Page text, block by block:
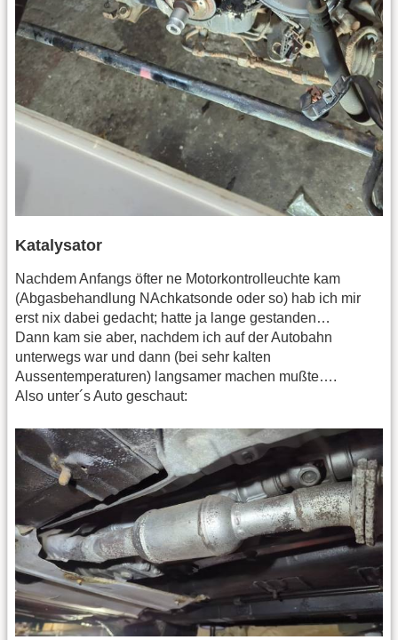
Katalysator
Nachdem Anfangs öfter ne Motorkontrolleuchte kam
(Abgasbehandlung NAchkatsonde oder so) hab ich mir
erst nix dabei gedacht; hatte ja lange gestanden…
Dann kam sie aber, nachdem ich auf der Autobahn
unterwegs war und dann (bei sehr kalten
Aussentemperaturen) langsamer machen mußte….
Also unter´s Auto geschaut: